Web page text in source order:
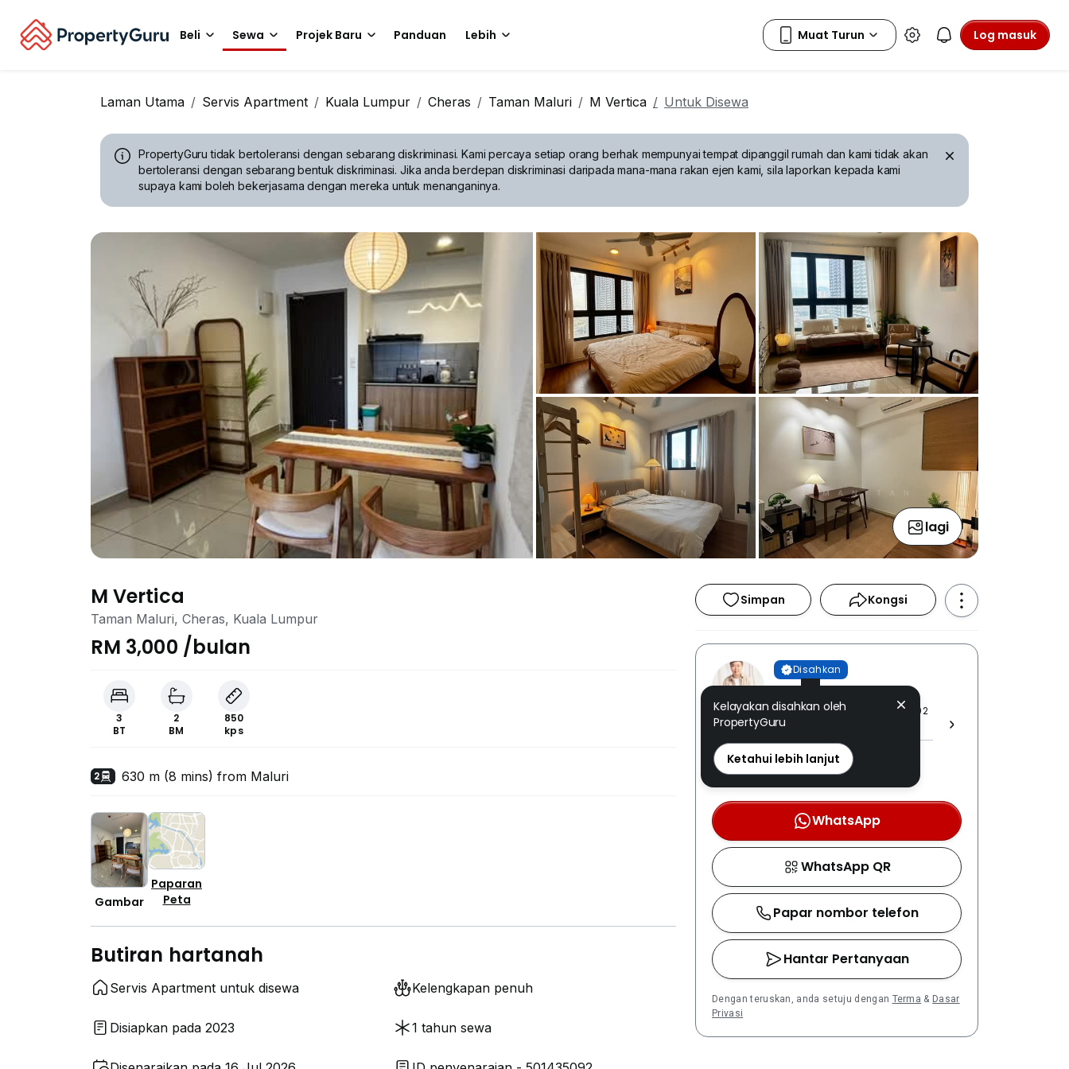
Beli Sewa Projek Baru Panduan Lebih Log masuk
Laman Utama Servis Apartment Kuala Lumpur Cheras Taman Maluri M Vertica Untuk Disewa
PropertyGuru tidak bertoleransi dengan sebarang diskriminasi.Kami percaya setiap orang berhak mempunyai tempat dipanggil rumah dan kami tidak akan
bertoleransi dengan sebarang bentuk diskriminasi. Jika anda berdepan diskriminasi daripada mana-mana rakan ejen kami, sila laporkan kepada kami
supaya kami boleh bekerjasama dengan mereka untuk menanganinya.
lagi
M Vertica
Taman Maluri, Cheras, Kuala Lumpur
RM 3,000 /bulan
3
BT
2
BM
850
kps
2 630 m (8 mins) from Maluri
Gambar
Paparan
Peta
Butiran hartanah
Servis Apartment untuk disewa Kelengkapan penuh
Disiapkan pada 2023 1 tahun sewa
Simpan Kongsi
Disahkan
Man Tan
IPG REALTY SDN BHD [ E (1) 2002
]
REN: 11555 disahkan
Nombor berdaftar LPEPH
WhatsApp
WhatsApp QR
Papar nombor telefon
Hantar Pertanyaan
Dengan teruskan, anda setuju dengan Terma & Dasar
Privasi
Kelayakan disahkan oleh
PropertyGuru
Ketahui lebih lanjut